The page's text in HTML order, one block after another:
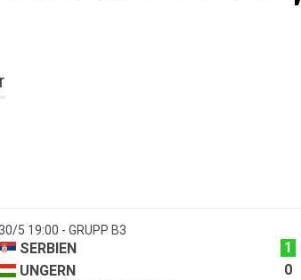
30/5 19:00 - GRUPP B3
SERBIEN
1
UNGERN
0